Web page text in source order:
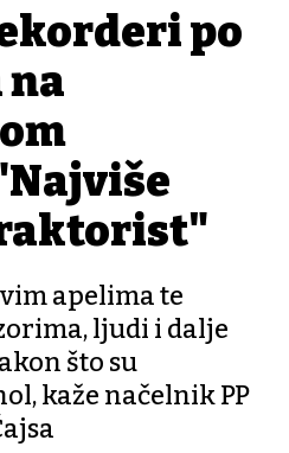
po
apelima te
ljudi i dalje
što su
kaže načelnik PP